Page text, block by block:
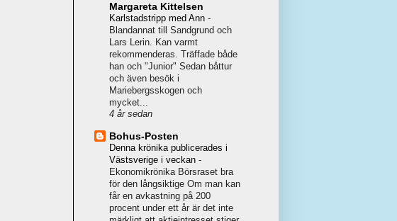
Margareta Kittelsen
Karlstadstripp med Ann -
Blandannat till Sandgrund och
Lars Lerin. Kan varmt
rekommenderas. Träffade både
han och "Junior" Sedan båttur
och även besök i
Mariebergsskogen och
mycket...
4 år sedan
Bohus-Posten
Denna krönika publicerades i
Västsverige i veckan -
Ekonomikrönika Börsraset bra
för den långsiktige Om man kan
får en avkastning på 200
procent under ett år är det inte